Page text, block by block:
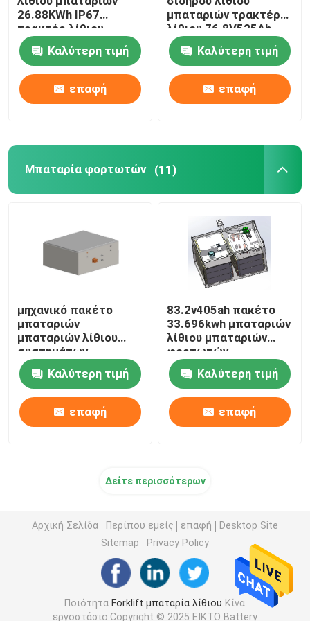
26.88KWh IP67
τρακτέρ λίθιου
Καλύτερη τιμή
επαφή
μπαταριών τρακτέρ
λίθιου 76.8V525Ah
40.32KWh
Καλύτερη τιμή
επαφή
Μπαταρία φορτωτών (11)
μηχανικό πακέτο
μπαταριών
μπαταριών λίθιου
συστημάτων
φορτωτών
μπαταριών
φορτωτών 614.4V
255Ah
Καλύτερη τιμή
επαφή
83.2v405ah πακέτο
33.696kwh μπαταριών
λίθιου μπαταριών
φορτωτών
Καλύτερη τιμή
επαφή
Δείτε περισσότερων
Αρχική Σελίδα Περίπου εμείς επαφή
Desktop Site
Sitemap
Privacy Policy
Ποιότητα Forklift μπαταρία λίθιου Κίνα
εργοστάσιο.Copyright © 2025 EIKTO Battery